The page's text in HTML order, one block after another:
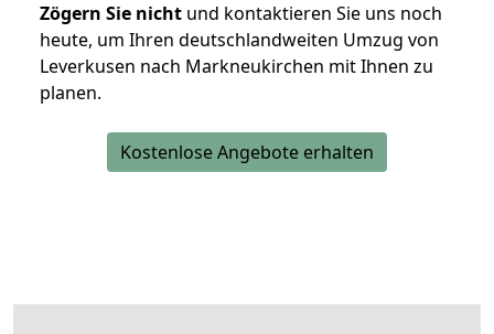
Zögern Sie nicht und kontaktieren Sie uns noch
heute, um Ihren deutschlandweiten Umzug von
Leverkusen nach Markneukirchen mit Ihnen zu
planen.
Kostenlose Angebote erhalten